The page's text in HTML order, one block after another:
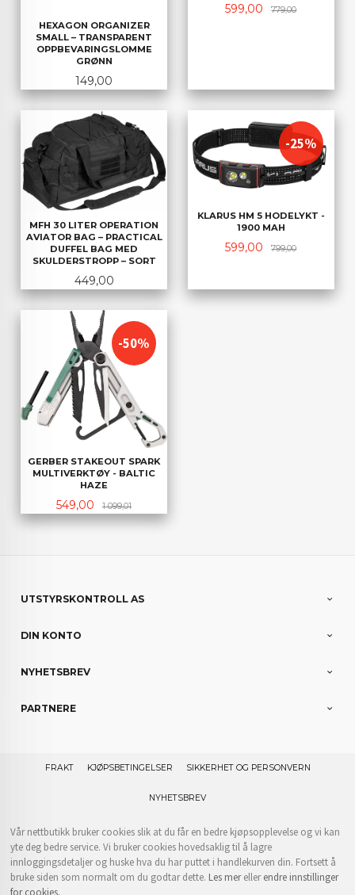
HEXAGON ORGANIZER
SMALL – TRANSPARENT
OPPBEVARINGSLOMME
GRØNN
Pris
149,00
Tilbud
599,00 779,00Rabatt
MFH 30 LITER OPERATION
AVIATOR BAG – PRACTICAL
DUFFEL BAG MED
SKULDERSTROPP – SORT
Pris
449,00
KLARUS HM 5 HODELYKT -
1900 MAH
Tilbud
599,00 799,00Rabatt
-25%
GERBER STAKEOUT SPARK
MULTIVERKTØY - BALTIC
HAZE
Tilbud
549,00 1 099,01Rabatt
-50%
UTSTYRSKONTROLL AS
DIN KONTO
NYHETSBREV
PARTNERE
FRAKT KJØPSBETINGELSER SIKKERHET OG PERSONVERN
NYHETSBREV
Vår nettbutikk bruker cookies slik at du får en bedre kjøpsopplevelse og vi kan
yte deg bedre service. Vi bruker cookies hovedsaklig til å lagre
innloggingsdetaljer og huske hva du har puttet i handlekurven din. Fortsett å
bruke siden som normalt om du godtar dette. Les merellerendre innstillinger
for cookies.